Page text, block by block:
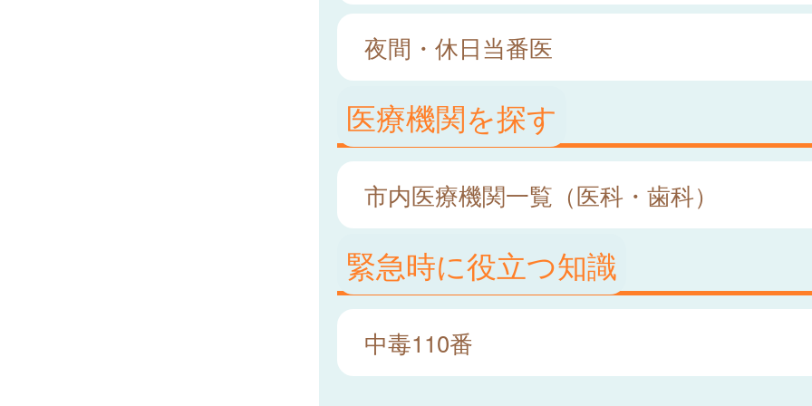
夜間・休日当番医
医療機関を探す
市内医療機関一覧（医科・歯科）
緊急時に役立つ知識
中毒110番